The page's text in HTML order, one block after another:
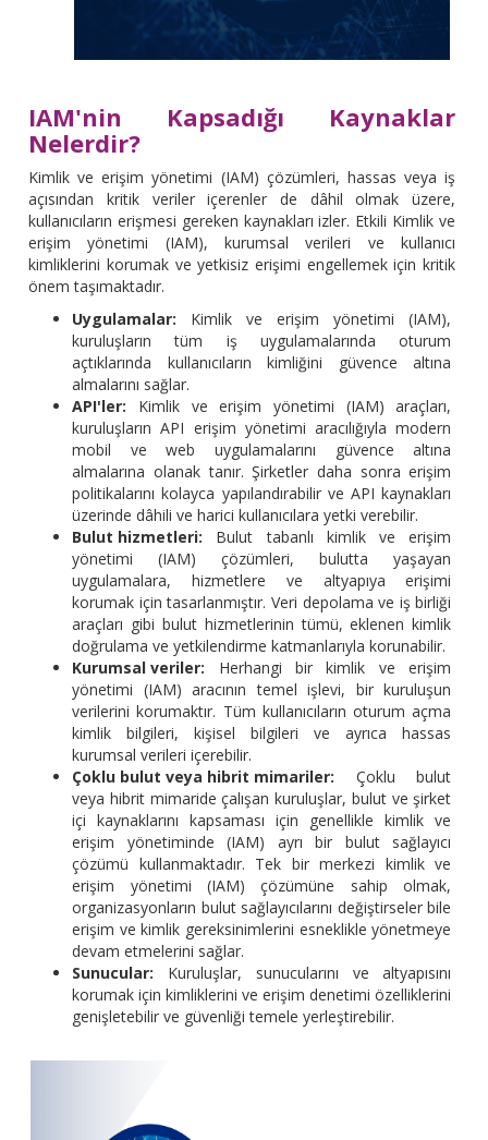
IAM'nin Kapsadığı Kaynaklar
Nelerdir?
Kimlik ve erişim yönetimi (IAM) çözümleri, hassas veya iş
açısından kritik veriler içerenler de dâhil olmak üzere,
kullanıcıların erişmesi gereken kaynakları izler. Etkili Kimlik ve
erişim yönetimi (IAM), kurumsal verileri ve kullanıcı
kimliklerini korumak ve yetkisiz erişimi engellemek için kritik
önem taşımaktadır.
Uygulamalar: Kimlik ve erişim yönetimi (IAM),
kuruluşların tüm iş uygulamalarında oturum
açtıklarında kullanıcıların kimliğini güvence altına
almalarını sağlar.
API'ler: Kimlik ve erişim yönetimi (IAM) araçları,
kuruluşların API erişim yönetimi aracılığıyla modern
mobil ve web uygulamalarını güvence altına
almalarına olanak tanır. Şirketler daha sonra erişim
politikalarını kolayca yapılandırabilir ve API kaynakları
üzerinde dâhili ve harici kullanıcılara yetki verebilir.
Bulut hizmetleri: Bulut tabanlı kimlik ve erişim
yönetimi (IAM) çözümleri, bulutta yaşayan
uygulamalara, hizmetlere ve altyapıya erişimi
korumak için tasarlanmıştır. Veri depolama ve iş birliği
araçları gibi bulut hizmetlerinin tümü, eklenen kimlik
doğrulama ve yetkilendirme katmanlarıyla korunabilir.
Kurumsal veriler: Herhangi bir kimlik ve erişim
yönetimi (IAM) aracının temel işlevi, bir kuruluşun
verilerini korumaktır. Tüm kullanıcıların oturum açma
kimlik bilgileri, kişisel bilgileri ve ayrıca hassas
kurumsal verileri içerebilir.
Çoklu bulut veya hibrit mimariler: Çoklu bulut
veya hibrit mimaride çalışan kuruluşlar, bulut ve şirket
içi kaynaklarını kapsaması için genellikle kimlik ve
erişim yönetiminde (IAM) ayrı bir bulut sağlayıcı
çözümü kullanmaktadır. Tek bir merkezi kimlik ve
erişim yönetimi (IAM) çözümüne sahip olmak,
organizasyonların bulut sağlayıcılarını değiştirseler bile
erişim ve kimlik gereksinimlerini esneklikle yönetmeye
devam etmelerini sağlar.
Sunucular: Kuruluşlar, sunucularını ve altyapısını
korumak için kimliklerini ve erişim denetimi özelliklerini
genişletebilir ve güvenliği temele yerleştirebilir.